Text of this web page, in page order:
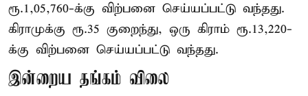
ரூ.1,05,760-க்கு விற்பனை செய்யப்பட்டு வந்தது.
கிராமுக்கு ரூ.35 குறைந்து, ஒரு கிராம் ரூ.13,220-
க்கு விற்பனை செய்யப்பட்டு வந்தது.
இன்றைய தங்கம் விலை